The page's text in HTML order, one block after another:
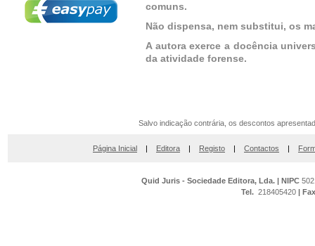
comuns.
Não dispensa, nem substitui, os
A autora exerce a docência
da atividade forense.
Salvo indicação contrária, os descontos
Página Inicial | Editora | Registo | Contactos |
Quid Juris - Sociedade Editora, Lda. | NIPC
Tel.218405420 | Fax